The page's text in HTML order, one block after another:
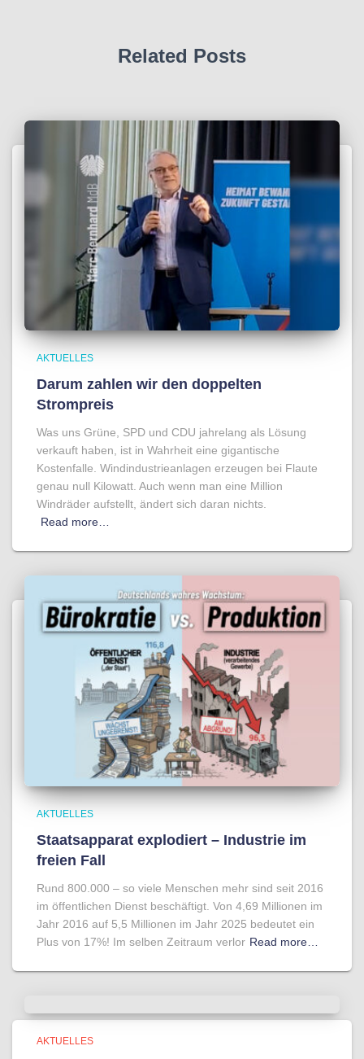
Related Posts
AKTUELLES
Darum zahlen wir den doppelten
Strompreis
Was uns Grüne, SPD und CDU jahrelang als Lösung
verkauft haben, ist in Wahrheit eine gigantische
Kostenfalle. Windindustrieanlagen erzeugen bei Flaute
genau null Kilowatt. Auch wenn man eine Million
Windräder aufstellt, ändert sich daran nichts.
Read more…
AKTUELLES
Staatsapparat explodiert – Industrie im
freien Fall
Rund 800.000 – so viele Menschen mehr sind seit 2016
im öffentlichen Dienst beschäftigt. Von 4,69 Millionen im
Jahr 2016 auf 5,5 Millionen im Jahr 2025 bedeutet ein
Plus von 17%! Im selben Zeitraum verlor Read more…
AKTUELLES